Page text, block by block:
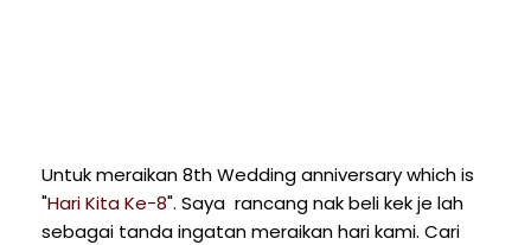
Untuk meraikan 8th Wedding anniversary which is
"Hari Kita Ke-8". Saya rancang nak beli kek je lah
sebagai tanda ingatan meraikan hari kami. Cari